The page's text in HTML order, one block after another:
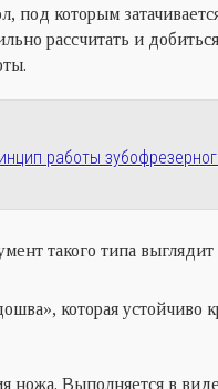
под которым
рассчитать и
работы
такого типа
которая устойчиво
ножа.Выполняется в